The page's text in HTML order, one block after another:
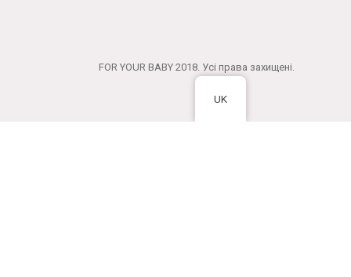
FOR YOUR BABY 2018. Усі права захищені.
UK